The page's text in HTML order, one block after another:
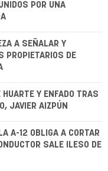
POR UNA
A SEÑALAR Y
PROPIETARIOS DE
Y ENFADO TRAS
JAVIER AIZPÚN
A-12 OBLIGA A CORTAR
SALE ILESO DE